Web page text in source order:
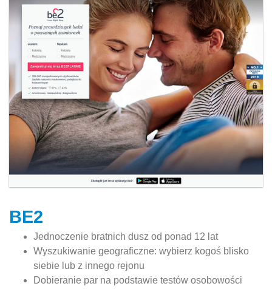
BE2
Jednoczenie bratnich dusz od ponad 12 lat
Wyszukiwanie geograficzne: wybierz kogoś blisko
siebie lub z innego rejonu
Dobieranie par na podstawie testów osobowości